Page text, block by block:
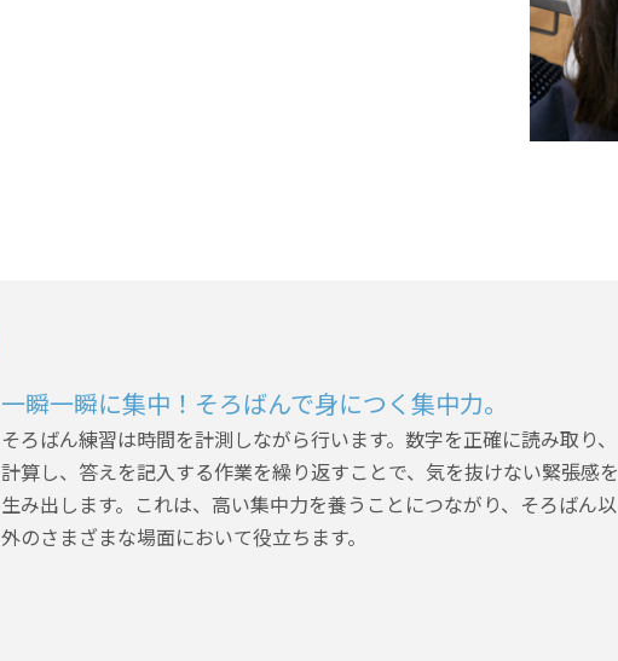
一瞬一瞬に集中！そろばんで身につく集中力。
そろばん練習は時間を計測しながら行います。数字を正確に読み取り、
計算し、答えを記入する作業を繰り返すことで、気を抜けない緊張感を
生み出します。これは、高い集中力を養うことにつながり、そろばん以
外のさまざまな場面において役立ちます。